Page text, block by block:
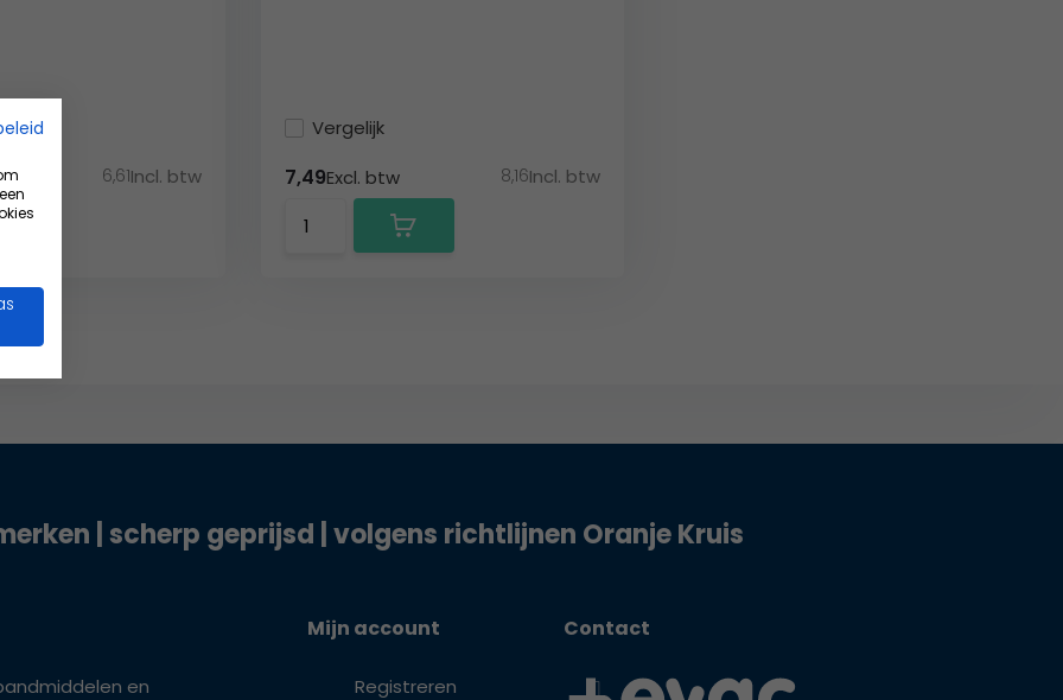
6,61Incl. btw
Vergelijk
7,49Excl. btw 8,16Incl. btw
| scherp geprijsd | volgens richtlijnen Oranje Kruis
en
Mijn account
Registreren
Contact